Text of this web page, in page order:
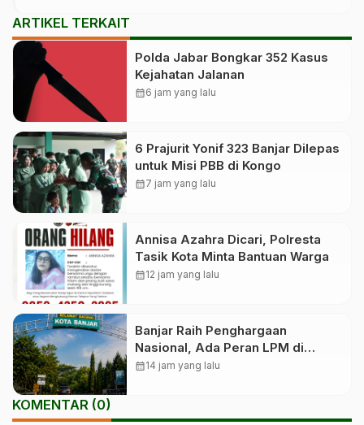
ARTIKEL TERKAIT
Polda Jabar Bongkar 352 Kasus
Kejahatan Jalanan
calendar_month6 jam yang lalu
6 Prajurit Yonif 323 Banjar Dilepas
untuk Misi PBB di Kongo
calendar_month7 jam yang lalu
Annisa Azahra Dicari, Polresta
Tasik Kota Minta Bantuan Warga
calendar_month12 jam yang lalu
Banjar Raih Penghargaan
Nasional, Ada Peran LPM di
Baliknya
calendar_month14 jam yang lalu
KOMENTAR (0)